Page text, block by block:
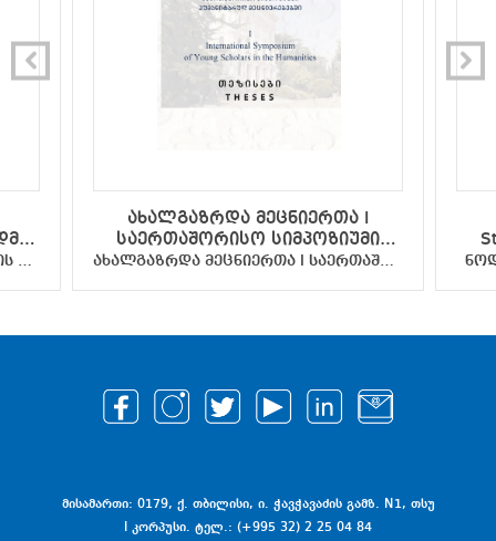
საქართველოს დამოუკიდებლობის დღისადმი მიძღვნილი სტუდენტთა სამეცნიერო კონფერენცია - სამეცნიერო ნაშრომების კრებული
ახალგაზრდა მეცნიერთა I
საერთაშორისო სიმპოზიუმი
ჰუმანიტარულ მეცნიერებებში -ახალგაზრდა მეცნიერთა I საერთაშორისო სიმპოზიუმი ჰუმანიტარულ მეცნიერებებში - თეზისები
მისამართი: 0179, ქ. თბილისი, ი. ჭავჭავაძის გამზ. N1, თსუ
I კორპუსი. ტელ.: (+995 32) 2 25 04 84